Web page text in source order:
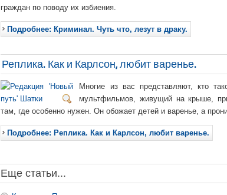
граждан по поводу их избиения.
Подробнее: Криминал. Чуть что, лезут в драку.
Реплика. Как и Карлсон, любит варенье.
Многие из вас представляют, кто
мультфильмов, живущий на крыше,
там, где особенно нужен. Он обожает детей и варенье, а
Подробнее: Реплика. Как и Карлсон, любит варенье.
Еще статьи...